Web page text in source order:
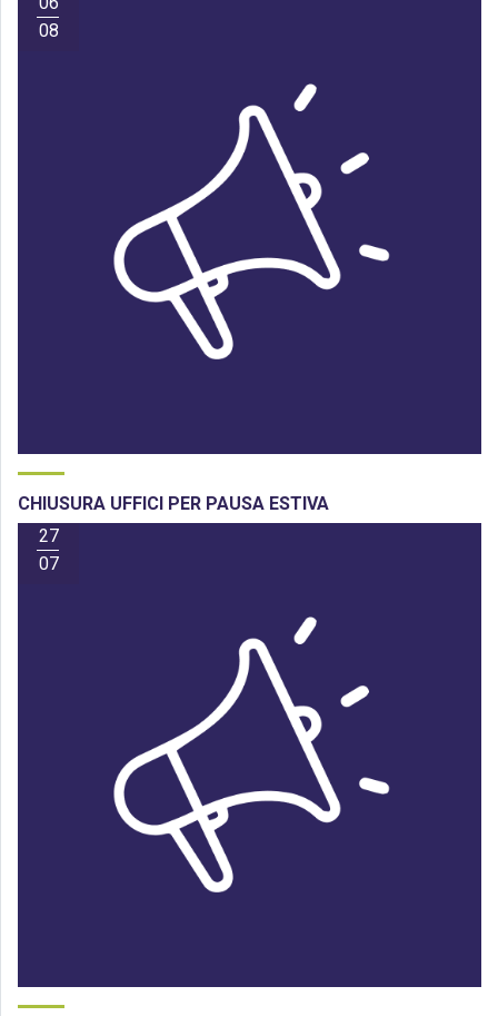
08
CHIUSURA UFFICI PER PAUSA ESTIVA
27
07